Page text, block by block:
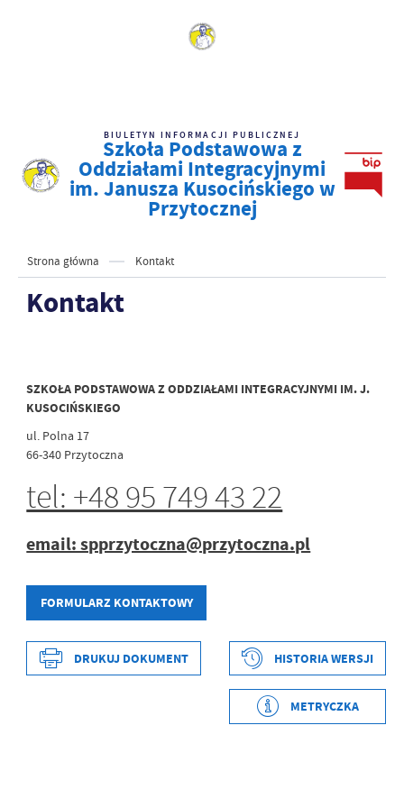
BIULETYN INFORMACJI PUBLICZNEJ
Szkoła Podstawowa z
Oddziałami Integracyjnymi
im. Janusza Kusocińskiego w
Przytocznej
Strona główna Kontakt
Kontakt
SZKOŁA PODSTAWOWA Z ODDZIAŁAMI INTEGRACYJNYMI IM. J.
KUSOCIŃSKIEGO
ul. Polna 17
66-340 Przytoczna
tel: +48 95 749 43 22
email: spprzytoczna@przytoczna.pl
FORMULARZ KONTAKTOWY
Data wytworzenia 2020-03-18 10:53:15
Obsługa Techniczna
2020-03-18 10:53:15
DRUKUJ DOKUMENT HISTORIA WERSJI
METRYCZKA